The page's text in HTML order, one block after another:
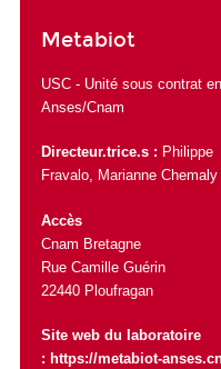
Metabiot
USC - Unité sous contrat
Anses/Cnam
Directeur.trice.s : Philippe
Fravalo, Marianne Chemaly
Accès
Cnam Bretagne
Rue Camille Guérin
22440 Ploufragan
Site web du laboratoire
: https://metabiot-